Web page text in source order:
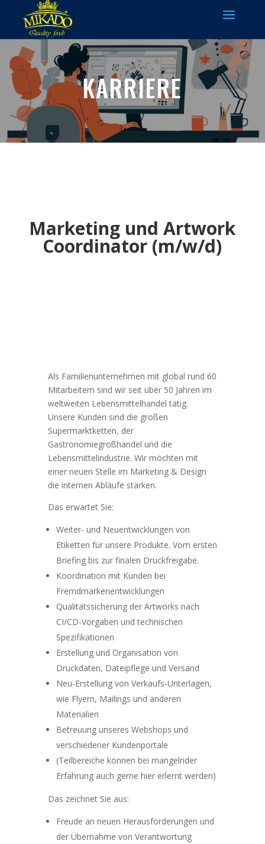
KARRIERE
Marketing und Artwork
Coordinator (m/w/d)
Als Familienunternehmen mit global rund 60
Mitarbeitern sind wir seit über 50 Jahren im
weltweiten Lebensmittelhandel tätig.
Unsere Kunden sind die großen
Supermarktketten, der
Gastronomiegroßhandel und die
Lebensmittelindustrie. Wir möchten mit
einer neuen Stelle im Marketing & Design
die internen Abläufe stärken.
Das erwartet Sie:
Weiter- und Neuentwicklungen von
Etiketten für unsere Produkte. Vom ersten
Briefing bis zur finalen Druckfreigabe.
Koordination mit Kunden bei
Fremdmarkenentwicklungen
Qualitätssicherung der Artworks nach
CI/CD-Vorgaben und technischen
Spezifikationen
Erstellung und Organisation von
Druckdaten, Dateipflege und Versand
Neu-Erstellung von Verkaufs-Unterlagen,
wie Flyern, Mailings und anderen
Materialien
Betreuung unseres Webshops und
verschiedener Kundenportale
(Teilbereiche können bei mangelnder
Erfahrung auch gerne hier erlernt werden)
Das zeichnet Sie aus:
Freude an neuen Herausforderungen und
der Übernahme von Verantwortung